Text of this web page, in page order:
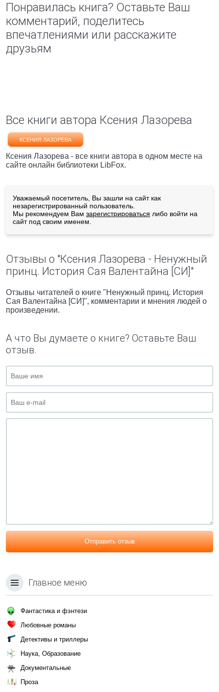
Понравилась книга? Оставьте Ваш
комментарий, поделитесь
впечатлениями или расскажите
друзьям
Все книги автора Ксения Лазорева
КСЕНИЯ ЛАЗОРЕВА
Ксения Лазорева - все книги автора в одном месте на
сайте онлайн библиотеки LibFox.
Уважаемый посетитель, Вы зашли на сайт как
незарегистрированный пользователь.
Мы рекомендуем Вам зарегистрироваться либо войти на
сайт под своим именем.
Отзывы о "Ксения Лазорева - Ненужный
принц. История Сая Валентайна [СИ]"
Отзывы читателей о книге "Ненужный принц. История
Сая Валентайна [СИ]", комментарии и мнения людей о
произведении.
А что Вы думаете о книге? Оставьте Ваш
отзыв.
Отправить отзыв
Главное меню
Фантастика и фэнтези
Любовные романы
Детективы и триллеры
Наука, Образование
Документальные
Проза